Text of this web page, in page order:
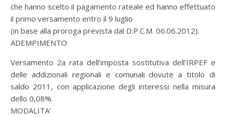
che hanno scelto il pagamento rateale ed hanno effettuato
il primo versamento entro il 9 luglio
(in base alla proroga prevista dal D.P.C.M. 06.06.2012).
ADEMPIMENTO
Versamento 2a rata dell’imposta sostitutiva dell’IRPEF e
delle addizionali regionali e comunali dovute a titolo di
saldo 2011, con applicazione degli interessi nella misura
dello 0,08%.
MODALITA’